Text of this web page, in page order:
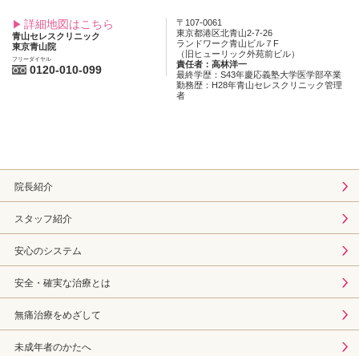
詳細地図はこちら
青山セレスクリニック
東京青山院
フリーダイヤル
0120-010-099
〒107-0061
東京都港区北青山2-7-26
ランドワーク青山ビル７F
（旧ヒューリック外苑前ビル）
責任者：高林洋一
最終学歴：S43年慶応義塾大学医学部卒業
勤務歴：H28年青山セレスクリニック管理
者
院長紹介
スタッフ紹介
安心のシステム
安全・確実な治療とは
無痛治療をめざして
未成年者のかたへ